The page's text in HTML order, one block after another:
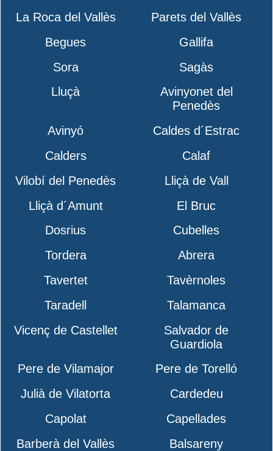
La Roca del Vallès
Parets del Vallès
Begues
Gallifa
Sora
Sagàs
Lluçà
Avinyonet del
Penedès
Avinyó
Caldes d´Estrac
Calders
Calaf
Vilobí del Penedès
Lliçà de Vall
Lliçà d´Amunt
El Bruc
Dosrius
Cubelles
Tordera
Abrera
Tavertet
Tavèrnoles
Taradell
Talamanca
Vicenç de Castellet
Salvador de
Guardiola
Pere de Vilamajor
Pere de Torelló
Julià de Vilatorta
Cardedeu
Capolat
Capellades
Barberà del Vallès
Balsareny